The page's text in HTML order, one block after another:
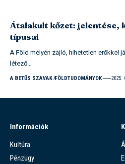
Átalakult kőzet: jelentése,
típusai
A Föld mélyén zajló, hihetetlen erőkkel
létező…
A BETŰS SZAVAK FÖLDTUDOMÁNYOK 2025.
Információk
Kultúra
Pénzügy